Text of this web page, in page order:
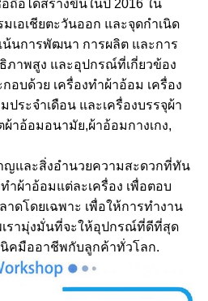
ถือได้สร้างขึ้นในปี 2016 ใน
เอเชียตะวันออก และจุดกําเนิด
น้นการพัฒนา การผลิต และการ
ภาพสูง และอุปกรณ์ที่เกี่ยวข้อง
บด้วย เครื่องทําผ้าอ้อม เครื่อง
ระจําเดือน และเครื่องบรรจุผ้า
าอ้อมอนามัย,ผ้าอ้อมกางเกง,
และสิ่งอํานวยความสะดวกที่ทัน
าผ้าอ้อมแต่ละเครื่อง เพื่อตอบ
ดโดยเฉพาะ เพื่อให้การทํางาน
รามุ่งมั่นที่จะให้อุปกรณ์ที่ดีที่สุด
คมืออาชีพกับลูกค้าทั่วโลก.